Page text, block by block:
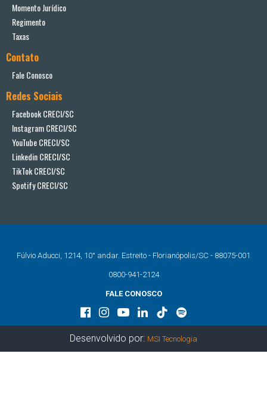
Momento Jurídico
Regimento
Taxas
Contato
Fale Conosco
Redes Sociais
Facebook CRECI/SC
Instagram CRECI/SC
YouTube CRECI/SC
Linkedin CRECI/SC
TikTok CRECI/SC
Spotify CRECI/SC
Fúlvio Aducci, 1214, 10° andar. Estreito - Florianópolis/SC - 88075-001
0800-941-2124
FALE CONOSCO
Desenvolvido por: MSI Tecnologia